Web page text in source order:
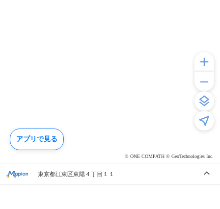
© ONE COMPATH © GeoTechnologies Inc.
東京都江東区東陽４丁目１１
アプリで見る